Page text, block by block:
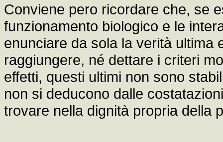
Conviene pero ricordare che, se
funzionamento biologico e le
enunciare da sola la verità ultima
raggiungere, né dettare i criteri
effetti, questi ultimi non sono
non si deducono dalle
trovare nella dignità propria della